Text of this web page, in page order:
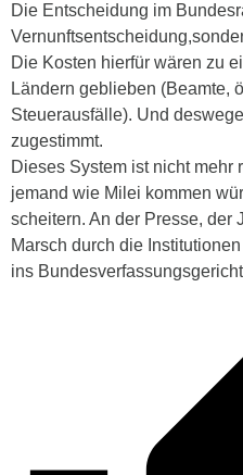
Die Entscheidung im
Die Kosten hierfür wären zu
Ländern geblieben (Beamte,
Steuerausfälle). Und
zugestimmt.
Dieses System ist nicht mehr
jemand wie Milei kommen
scheitern. An der Presse, der
Marsch durch die
ins